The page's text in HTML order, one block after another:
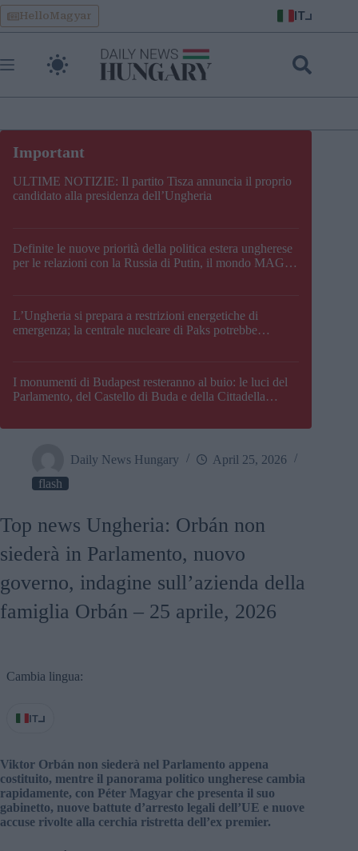
Skip
to
content
HelloMagyar IT
ULTIME NOTIZIE: Il partito Tisza annuncia il proprio
candidato alla presidenza dell’Ungheria
Definite le nuove priorità della politica estera ungherese
per le relazioni con la Russia di Putin, il mondo MAGA,
L’Ungheria si prepara a restrizioni energetiche di
emergenza; la centrale nucleare di Paks potrebbe
I monumenti di Budapest resteranno al buio: le luci del
Parlamento, del Castello di Buda e della Cittadella
Daily News Hungary
April 25, 2026
flash
Top news Ungheria: Orbán non
siederà in Parlamento, nuovo
governo, indagine sull’azienda della
famiglia Orbán – 25 aprile, 2026
Cambia lingua:
IT
Viktor Orbán non siederà nel Parlamento appena
costituito, mentre il panorama politico ungherese cambia
rapidamente, con Péter Magyar che presenta il suo
gabinetto, nuove battute d’arresto legali dell’UE e nuove
accuse rivolte alla cerchia ristretta dell’ex premier.